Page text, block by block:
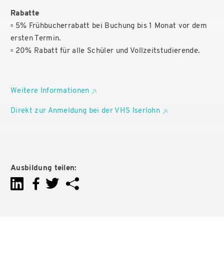
Rabatte
▫️ 5% Frühbucherrabatt bei Buchung bis 1 Monat vor dem
ersten Termin.
▫️ 20% Rabatt für alle Schüler und Vollzeitstudierende.
Weitere Informationen
Direkt zur Anmeldung bei der VHS Iserlohn
Ausbildung teilen: